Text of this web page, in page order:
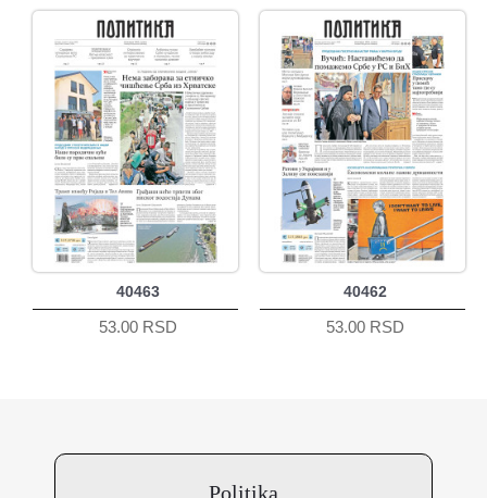
40463
53.00 RSD
40462
53.00 RSD
Politika